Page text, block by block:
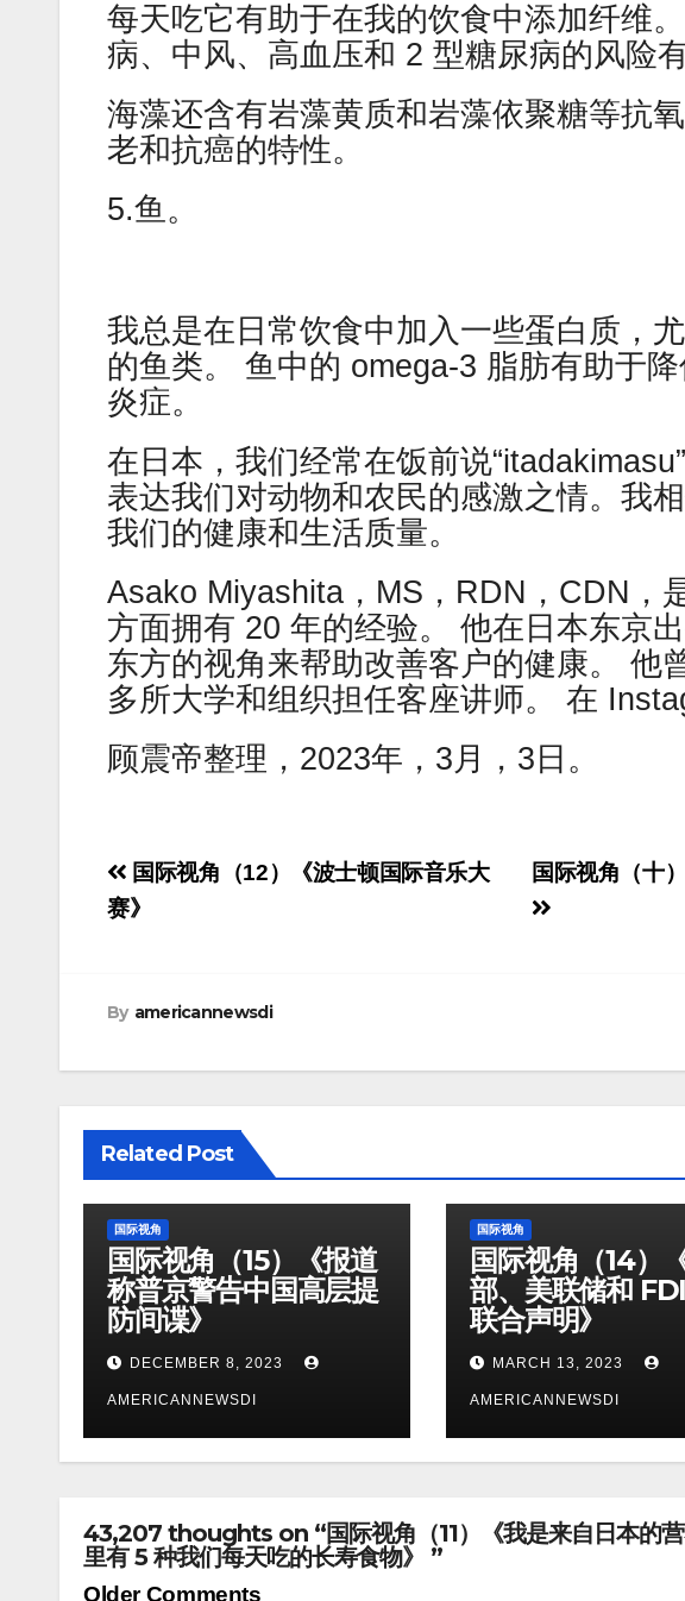
每天吃它有助于在我的饮食中添加纤维
病、中风、高血压和 2 型糖尿病的风险有
海藻还含有岩藻黄质和岩藻依聚糖等抗
老和抗癌的特性。
5.鱼。
我总是在日常饮食中加入一些蛋白质，
的鱼类。 鱼中的 omega-3 脂肪有助于
炎症。
在日本，我们经常在饭前说
表达我们对动物和农民的感激之情。我
我们的健康和生活质量。
Asako Miyashita，MS，RDN，CDN，
方面拥有 20 年的经验。 他在日本东京
东方的视角来帮助改善客户的健康。 他
多所大学和组织担任客座讲师。 在
顾震帝整理，2023年，3月，3日。
Post
navigation
国际视角（十
国际视角（12）《波士顿国际音乐大
赛》
By americannewsdi
Related Post
国际视角
国际视角（15）《报道
称普京警告中国高层提
防间谍》
DECEMBER 8, 2023
AMERICANNEWSDI
国际视角
国际视角（14）
部、美联储和
联合声明》
MARCH 13, 2023
AMERICANNEWSDI
43,207 thoughts on “国际视角（11）《我是来自日本的
里有 5 种我们每天吃的长寿食物》 ”
Older Comments